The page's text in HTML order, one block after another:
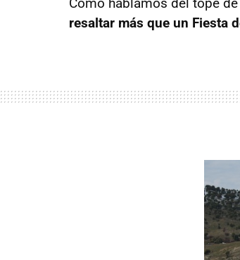
resaltar más que un Fiesta